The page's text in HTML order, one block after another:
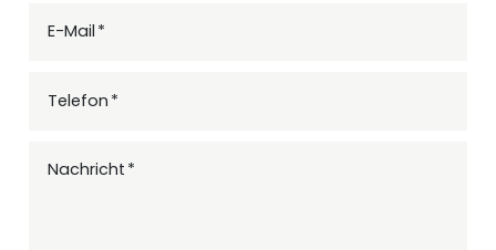
E-Mail
Telefon
Nachricht